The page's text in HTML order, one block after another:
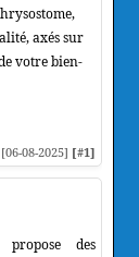
axés sur
votre bien-
08-2025] [#1]
des